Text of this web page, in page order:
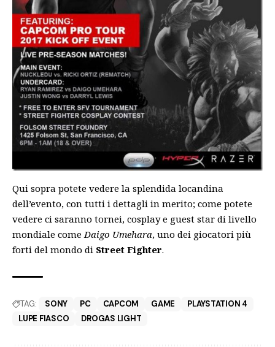
Qui sopra potete vedere la splendida locandina
dell’evento, con tutti i dettagli in merito; come potete
vedere ci saranno tornei, cosplay e guest star di livello
mondiale comeDaigo Umehara, uno dei giocatori più
forti del mondo di Street Fighter.
TAG: SONY PC CAPCOM GAME
PLAYSTATION 4
LUPE FIASCO
DROGAS LIGHT